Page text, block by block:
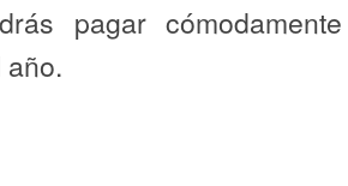
pagar cómodamente